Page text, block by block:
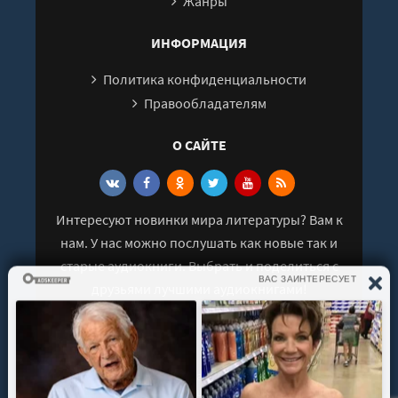
ИНФОРМАЦИЯ
Политика конфиденциальности
Правообладателям
О САЙТЕ
Интересуют новинки мира литературы? Вам к
нам. У нас можно послушать как новые так и
старые аудиокниги. Выбрать и поделиться с
© 2021 - 2026 kniga-audio.net. Все права
защищены.